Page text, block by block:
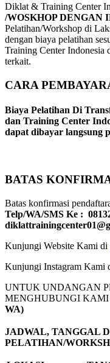
Diklat & Training Center
/WOSKHOP DENGAN
Pelatihan/Workshop di
dengan biaya pelatihan
Training Center Indonesia
terkait.
CARA
Biaya Pelatihan Di
dan Training Center
dapat dibayar langsung
BATAS
Batas konfirmasi
Telp/WA/SMS Ke :
Kunjungi Website Kami di
Kunjungi Instagram Kami
UNTUK UNDANGAN
MENGHUBUNGI KAMI
WA)
JADWAL, TANGGAL
PELATIHAN/